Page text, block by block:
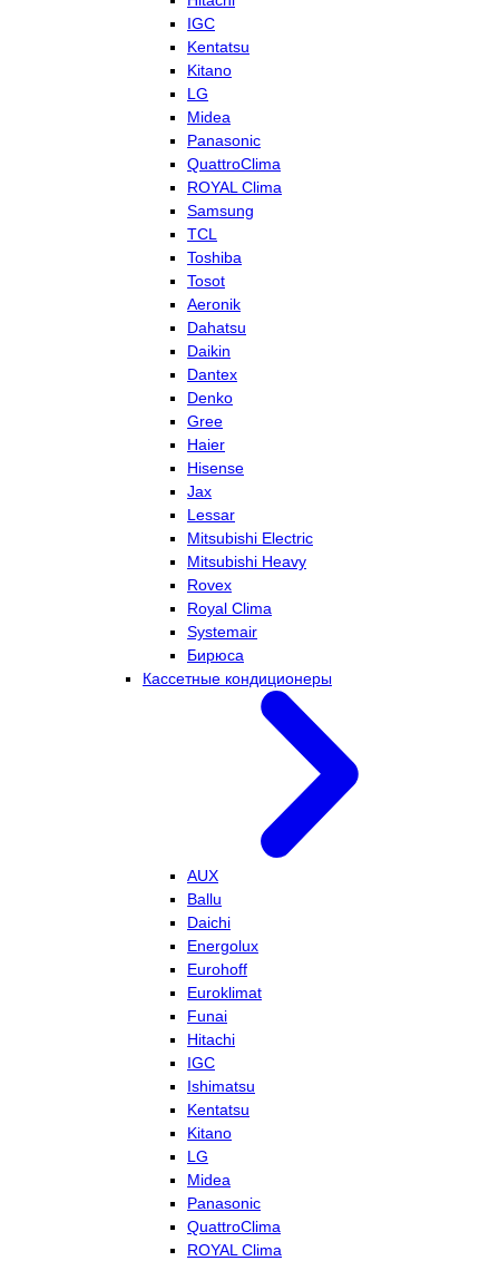
IGC
Kentatsu
Kitano
LG
Midea
Panasonic
QuattroClima
ROYAL Clima
Samsung
TCL
Toshiba
Tosot
Aeronik
Dahatsu
Daikin
Dantex
Denko
Gree
Haier
Hisense
Jax
Lessar
Mitsubishi Electric
Mitsubishi Heavy
Rovex
Royal Clima
Systemair
Бирюса
Кассетные кондиционеры
AUX
Ballu
Daichi
Energolux
Eurohoff
Euroklimat
Funai
Hitachi
IGC
Ishimatsu
Kentatsu
Kitano
LG
Midea
Panasonic
QuattroClima
ROYAL Clima